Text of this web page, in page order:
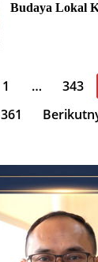
Budaya Lokal
1 … 343
361